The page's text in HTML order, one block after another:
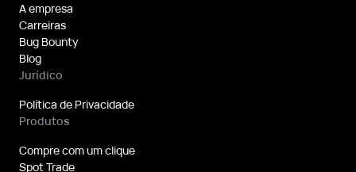
A empresa
Carreiras
Bug Bounty
Blog
Jurídico
Política de Privacidade
Produtos
Compre com um clique
Spot Trade